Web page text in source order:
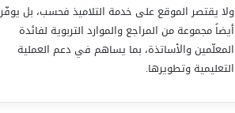
ولا يقتصر الموقع على خدمة التلاميذ فحسب، بل يوفّر
أيضاً مجموعة من المراجع والموارد التربوية لفائدة
المعلّمين والأساتذة، بما يساهم في دعم العملية
التعليمية وتطويرها.